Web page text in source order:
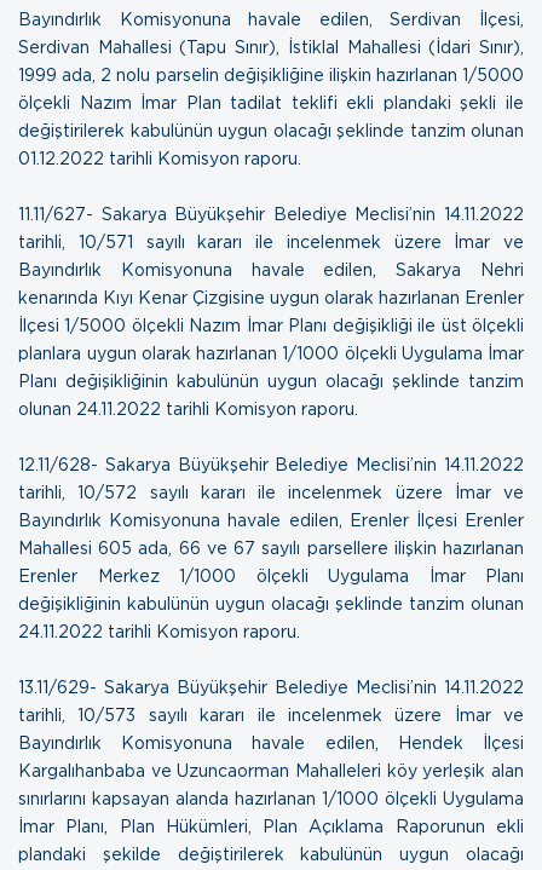
Bayındırlık Komisyonuna havale edilen, Serdivan İlçesi,
Serdivan Mahallesi (Tapu Sınır), İstiklal Mahallesi (İdari Sınır),
1999 ada, 2 nolu parselin değişikliğine ilişkin hazırlanan 1/5000
ölçekli Nazım İmar Plan tadilat teklifi ekli plandaki şekli ile
değiştirilerek kabulünün uygun olacağı şeklinde tanzim olunan
01.12.2022 tarihli Komisyon raporu.
11.11/627- Sakarya Büyükşehir Belediye Meclisi’nin 14.11.2022
tarihli, 10/571 sayılı kararı ile incelenmek üzere İmar ve
Bayındırlık Komisyonuna havale edilen, Sakarya Nehri
kenarında Kıyı Kenar Çizgisine uygun olarak hazırlanan Erenler
İlçesi 1/5000 ölçekli Nazım İmar Planı değişikliği ile üst ölçekli
planlara uygun olarak hazırlanan 1/1000 ölçekli Uygulama İmar
Planı değişikliğinin kabulünün uygun olacağı şeklinde tanzim
olunan 24.11.2022 tarihli Komisyon raporu.
12.11/628- Sakarya Büyükşehir Belediye Meclisi’nin 14.11.2022
tarihli, 10/572 sayılı kararı ile incelenmek üzere İmar ve
Bayındırlık Komisyonuna havale edilen, Erenler İlçesi Erenler
Mahallesi 605 ada, 66 ve 67 sayılı parsellere ilişkin hazırlanan
Erenler Merkez 1/1000 ölçekli Uygulama İmar Planı
değişikliğinin kabulünün uygun olacağı şeklinde tanzim olunan
24.11.2022 tarihli Komisyon raporu.
13.11/629- Sakarya Büyükşehir Belediye Meclisi’nin 14.11.2022
tarihli, 10/573 sayılı kararı ile incelenmek üzere İmar ve
Bayındırlık Komisyonuna havale edilen, Hendek İlçesi
Kargalıhanbaba ve Uzuncaorman Mahalleleri köy yerleşik alan
sınırlarını kapsayan alanda hazırlanan 1/1000 ölçekli Uygulama
İmar Planı, Plan Hükümleri, Plan Açıklama Raporunun ekli
plandaki şekilde değiştirilerek kabulünün uygun olacağı